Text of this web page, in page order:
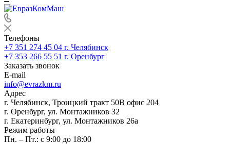
Телефоны
+7 351 274 45 04 г. Челябинск
+7 353 266 55 51 г. Оренбург
Заказать звонок
E-mail
info@evrazkm.ru
Адрес
г. Челябинск, Троицкий тракт 50В офис 204
г. Оренбург, ул. Монтажников 32
г. Екатеринбург, ул. Монтажников 26а
Режим работы
Пн. – Пт.: с 9:00 до 18:00